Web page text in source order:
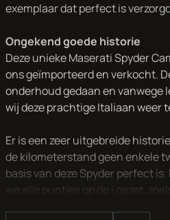
exemplaar dat perfect is
Ongekend goede historie
Deze unieke Maserati Spyder
ons geïmporteerd en verkocht.
onderhoud gedaan en vanwege
wij deze prachtige Italiaan weer
Er is een zeer uitgebreide
de kilometerstand geen enkele
basis van deze Spyder perfect
we alle puntjes op de i gezet,